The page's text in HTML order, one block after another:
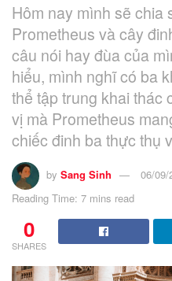
Hôm nay mình sẽ chia
Prometheus và cây
câu nói hay đùa của
hiểu, mình nghĩ có ba
thể tập trung khai thác
vị mà Prometheus
chiếc đinh ba thực thụ
by Sang Sinh
06/09/
Reading Time: 7 mins read
0
SHARES